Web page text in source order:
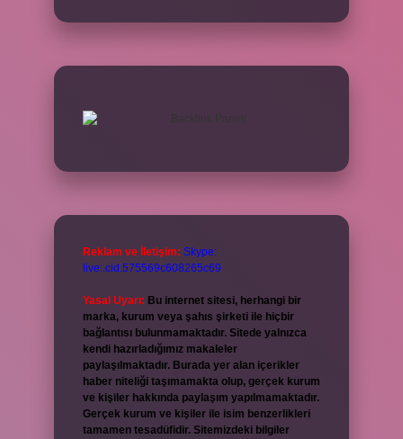
Reklam ve İletişim: Skype:
live:.cid.575569c608265c69
Yasal Uyarı: Bu internet sitesi, herhangi bir
marka, kurum veya şahıs şirketi ile hiçbir
bağlantısı bulunmamaktadır. Sitede yalnızca
kendi hazırladığımız makaleler
paylaşılmaktadır. Burada yer alan içerikler
haber niteliği taşımamakta olup, gerçek kurum
ve kişiler hakkında paylaşım yapılmamaktadır.
Gerçek kurum ve kişiler ile isim benzerlikleri
tamamen tesadüfidir. Sitemizdeki bilgiler